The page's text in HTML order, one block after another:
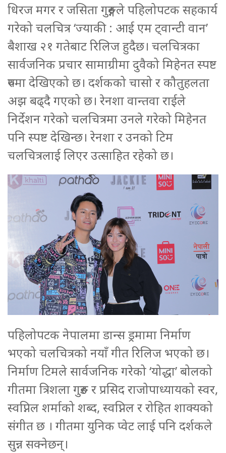
धिरज मगर र जसिता गुरुङ्गले पहिलोपटक सहकार्य
गरेको चलचित्र ‘ज्याकी : आई एम ट्वान्टी वान’
बैशाख २१ गतेबाट रिलिज हुदैछ। चलचित्रका
सार्वजनिक प्रचार सामाग्रीमा दुवैको मिहेनत स्पष्ट
रुपमा देखिएको छ। दर्शकको चासो र कौतुहलता
अझ बढ्दै गएको छ। रेनशा वान्तवा राईले
निर्देशन गरेको चलचित्रमा उनले गरेको मिहेनत
पनि स्पष्ट देखिन्छ। रेनशा र उनको टिम
चलचित्रलाई लिएर उत्साहित रहेको छ।
पहिलोपटक नेपालमा डान्स ड्रमामा निर्माण
भएको चलचित्रको नयाँ गीत रिलिज भएको छ।
निर्माण टिमले सार्वजनिक गरेको ‘योद्धा’ बोलको
गीतमा त्रिशला गुरुङ र प्रसिद राजोपाध्यायको स्वर,
स्वप्निल शर्माको शब्द, स्वप्निल र रोहित शाक्यको
संगीत छ । गीतमा युनिक प्वेट लाई पनि दर्शकले
सुन्न सक्नेछन्।